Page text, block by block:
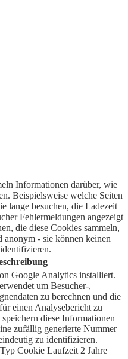
Informationen darüber, wie
Beispielsweise welche Seiten
lange besuchen, die Ladezeit
Fehlermeldungen angezeigt
die diese Cookies sammeln,
anonym - sie können keinen
Google Analytics installiert.
um Besucher-,
zu berechnen und die
einen Analysebericht zu
diese Informationen
zufällig generierte Nummer
zu identifizieren.
Typ Cookie Laufzeit 2 Jahre